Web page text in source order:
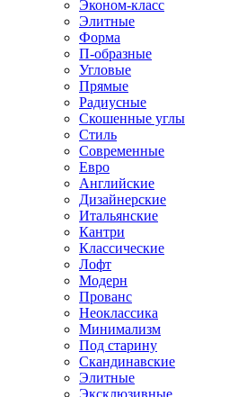
Эконом-класс
Элитные
Форма
П-образные
Угловые
Прямые
Радиусные
Скошенные углы
Стиль
Современные
Евро
Английские
Дизайнерские
Итальянские
Кантри
Классические
Лофт
Модерн
Прованс
Неоклассика
Минимализм
Под старину
Скандинавские
Элитные
Эксклюзивные